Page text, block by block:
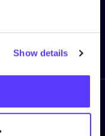
Show details